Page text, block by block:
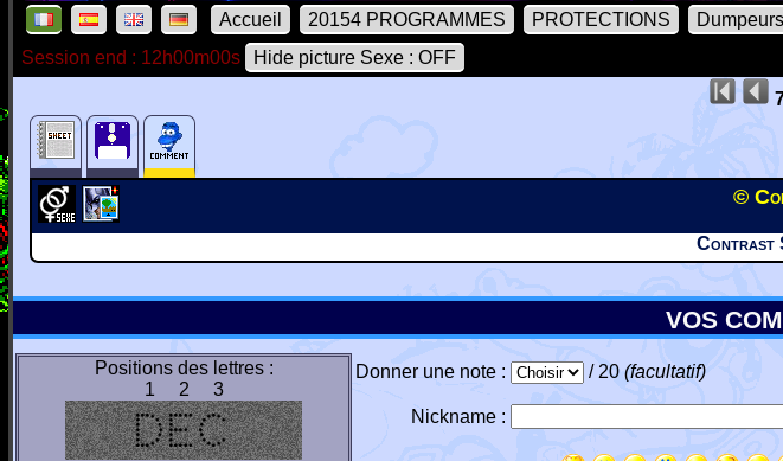
Accueil 20154 PROGRAMMES PROTECTIONS Dumpeurs
Session end : 12h00m00s
Hide picture Sexe : OFF
©
Contrast
VOS
Positions des lettres :
1 2 3
Donner une note : / 20 (facultatif)
Nickname :